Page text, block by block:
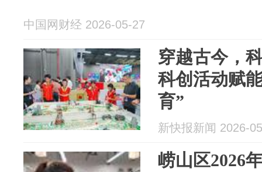
中国网财经 2026-05-27
穿越古今，
科创活动赋
育”
新快报新闻 2026-
崂山区2026